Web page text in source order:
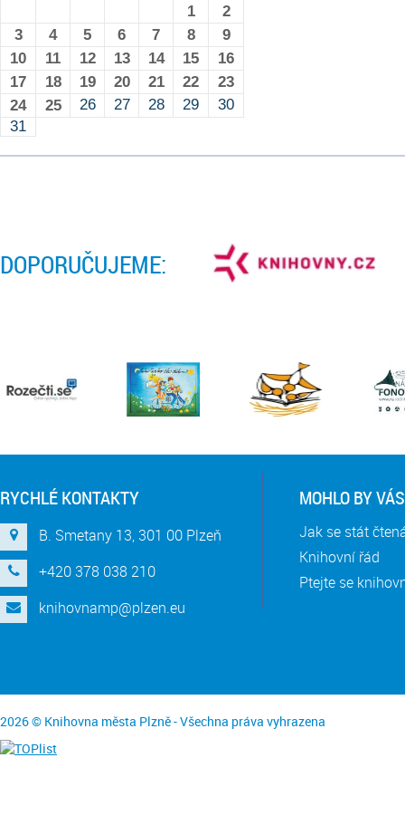
1
2
3
4 5 6 7 8
9
10
11 12 13 14 15
16
17
18 19 20 21 22
23
24
25 26 27 28 29
30
31
DOPORUČUJEME:
RYCHLÉ KONTAKTY
B. Smetany 13, 301 00 Plzeň
+420 378 038 210
knihovnamp@plzen.eu
MOHLO BY
Jak se stát
Knihovní řád
Ptejte se
2026 © Knihovna města Plzně - Všechna práva vyhrazena